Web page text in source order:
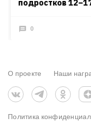
подростков
0
О проекте Наши
Политика